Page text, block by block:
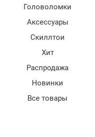
Головоломки
Аксессуары
Скиллтои
Хит
Распродажа
Новинки
Все товары